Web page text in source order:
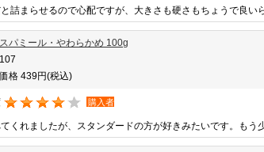
詰まらせるので心配ですが、大きさも硬さもちょうで良い
スパミール・やわらかめ 100g
107
価格 439円(税込)
購入者
くれましたが、スタンダードの方が好きみたいです。も